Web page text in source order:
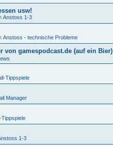
usw!
Anstoss 1-3
Anstoss - technische Probleme
von gamespodcast.de (auf ein Bier)
Tippspiele
Manager
Tippspiele
1-3